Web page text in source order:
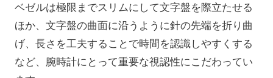
ベゼルは極限までスリムにして文字盤を際立たせる
ほか、文字盤の曲面に沿うように針の先端を折り曲
げ、長さを工夫することで時間を認識しやすくする
など、腕時計にとって重要な視認性にこだわってい